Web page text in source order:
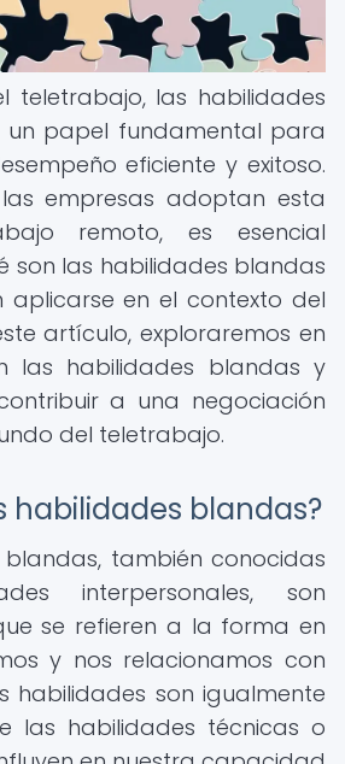
teletrabajo, las habilidades
un papel fundamental para
eficiente y exitoso.
empresas adoptan esta
remoto, es esencial
son las habilidades blandas
en el contexto del
artículo, exploraremos en
las habilidades blandas y
a una negociación
del teletrabajo.
habilidades blandas?
también conocidas
interpersonales, son
se refieren a la forma en
y nos relacionamos con
habilidades son igualmente
las habilidades técnicas o